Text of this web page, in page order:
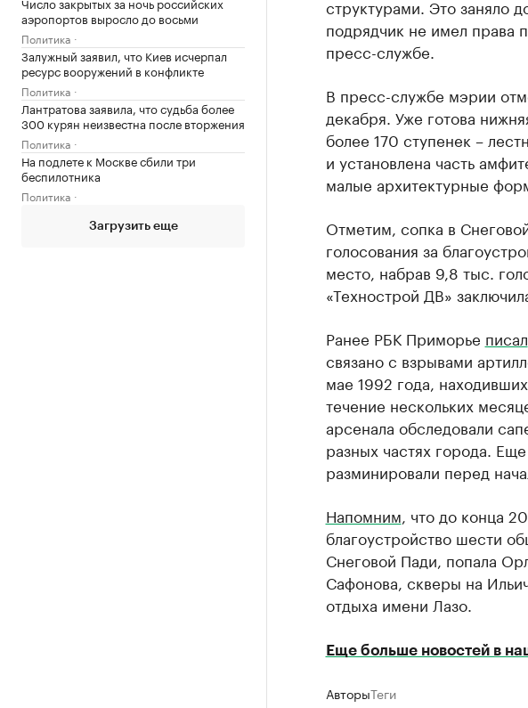
аэропортов выросло до восьми
Политика
Залужный заявил, что Киев исчерпал
ресурс вооружений в конфликте
Политика
Лантратова заявила, что судьба более
300 курян неизвестна после вторжения
Политика
На подлете к Москве сбили три
беспилотника
Политика
Загрузить еще
структурами. Это заняло
подрядчик не имел права
пресс-службе.
В пресс-службе мэрии
декабря. Уже готова
более 170 ступенек –
и установлена часть
малые архитектурные
Отметим, сопка в
голосования за
место, набрав 9,8 тыс.
«Технострой ДВ»
Ранее РБК Приморье писал
связано с взрывами
мае 1992 года,
течение нескольких
арсенала обследовали
разных частях города.
разминировали перед
Напомним , что до конца
благоустройство шести
Снеговой Пади, попала
Сафонова, скверы на
отдыха имени Лазо.
Еще больше новостей в
АвторыТеги